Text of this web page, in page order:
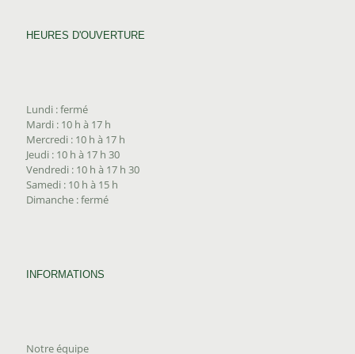
HEURES D'OUVERTURE
Lundi : fermé
Mardi : 10 h à 17 h
Mercredi : 10 h à 17 h
Jeudi : 10 h à 17 h 30
Vendredi : 10 h à 17 h 30
Samedi : 10 h à 15 h
Dimanche : fermé
INFORMATIONS
Notre équipe